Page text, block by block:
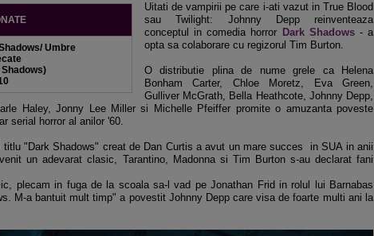
Umbre
Uitati de vampirii pe care i-ati vazut in True Blood
sau Twilight: Johnny Depp reinventeaza
conceptul in comedia horror Dark Shadows- a
opta sa colaborare cu regizorul Tim Burton.
O distributie plina de nume grele ca Helena
Bonham Carter, Chloe Moretz, Eva Green,
Gulliver McGrath, Bella Heathcote, Johnny Depp,
Haley, Jonny Lee Miller si Michelle Pfeiffer promite o amuzanta poveste
serial horror al anilor '60.
"Dark Shadows" creat de Dan Curtis a avut un mare succes in SUA in anii
un adevarat clasic, Tarantino, Madonna si Tim Burton s-au declarat fani
plecam in fuga de la scoala sa-l vad pe Jonathan Frid in rolul lui Barnabas
M-a bantuit mult timp" a povestit Johnny Depp care visa de foarte multi ani la